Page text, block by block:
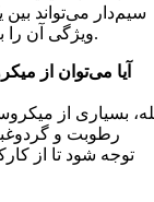
سیم‌دار می‌تواند
ویژگی آن را برای کاربردهای پرتکرار بسیار مناسب می‌سازد.
آیا می‌توان از
بسیاری از
رطوبت و